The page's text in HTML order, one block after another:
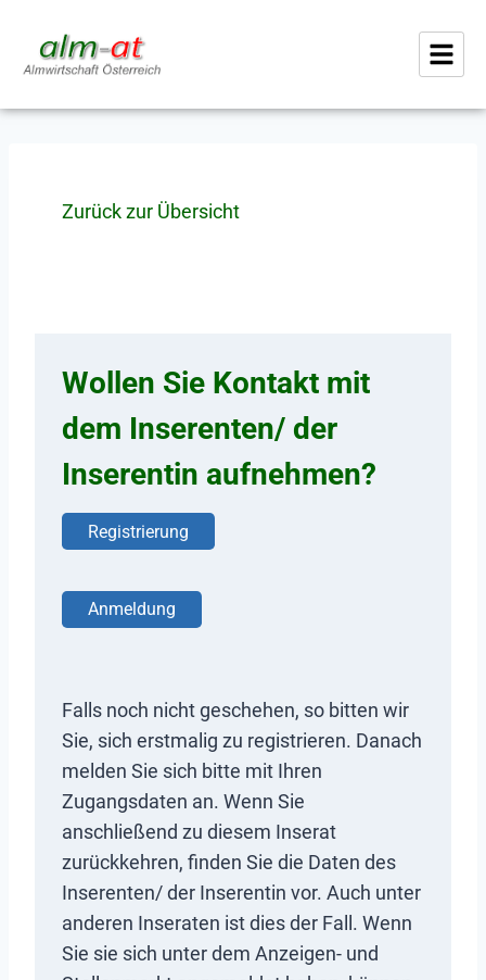
Zurück zur Übersicht
Wollen Sie Kontakt mit
dem Inserenten/ der
Inserentin aufnehmen?
Registrierung
Anmeldung
Falls noch nicht geschehen, so bitten wir
Sie, sich erstmalig zu registrieren. Danach
melden Sie sich bitte mit Ihren
Zugangsdaten an. Wenn Sie
anschließend zu diesem Inserat
zurückkehren, finden Sie die Daten des
Inserenten/ der Inserentin vor. Auch unter
anderen Inseraten ist dies der Fall. Wenn
Sie sie sich unter dem Anzeigen- und